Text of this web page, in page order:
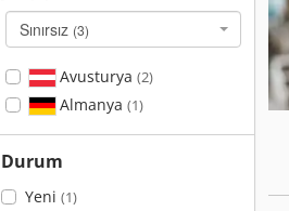
Sınırsız (3)
Avusturya (2)
Almanya (1)
Durum
Yeni (1)